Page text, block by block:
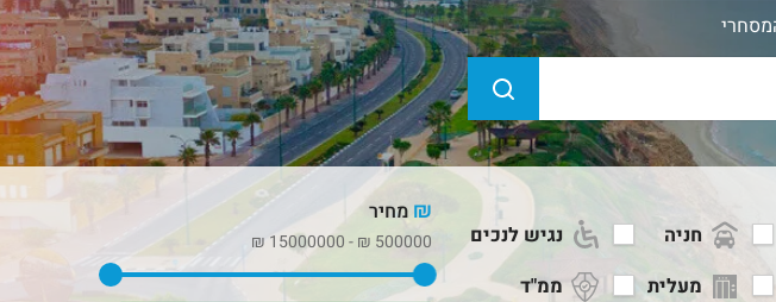
מסחרי
חניה
נגיש לנכים
מעלית
ממ"ד
₪ מחיר
500000
₪
-
15000000
₪